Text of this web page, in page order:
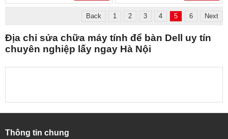
Back 1 2 3 4 5 6 Next
Địa chỉ sửa chữa máy tính để bàn Dell uy tín
chuyên nghiệp lấy ngay Hà Nội
Thông tin chung